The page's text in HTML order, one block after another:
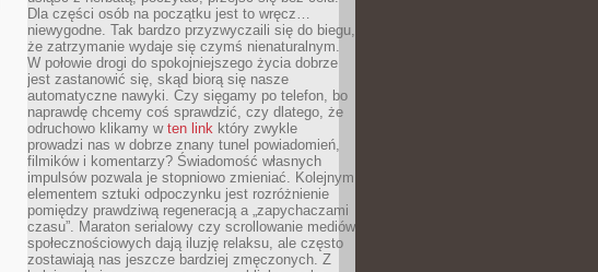
Dla części osób na początku jest to wręcz…
niewygodne. Tak bardzo przyzwyczaili się do biegu,
że zatrzymanie wydaje się czymś nienaturalnym.
W połowie drogi do spokojniejszego życia dobrze
jest zastanowić się, skąd biorą się nasze
automatyczne nawyki. Czy sięgamy po telefon, bo
naprawdę chcemy coś sprawdzić, czy dlatego, że
odruchowo klikamy w ten link który zwykle
prowadzi nas w dobrze znany tunel powiadomień,
filmików i komentarzy? Świadomość własnych
impulsów pozwala je stopniowo zmieniać. Kolejnym
elementem sztuki odpoczynku jest rozróżnienie
pomiędzy prawdziwą regeneracją a „zapychaczami
czasu”. Maraton serialowy czy scrollowanie mediów
społecznościowych dają iluzję relaksu, ale często
zostawiają nas jeszcze bardziej zmęczonych. Z